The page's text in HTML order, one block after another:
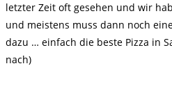
letzter Zeit oft gesehen und wir
und meistens muss dann noch
dazu … einfach die beste Pizza in
nach)